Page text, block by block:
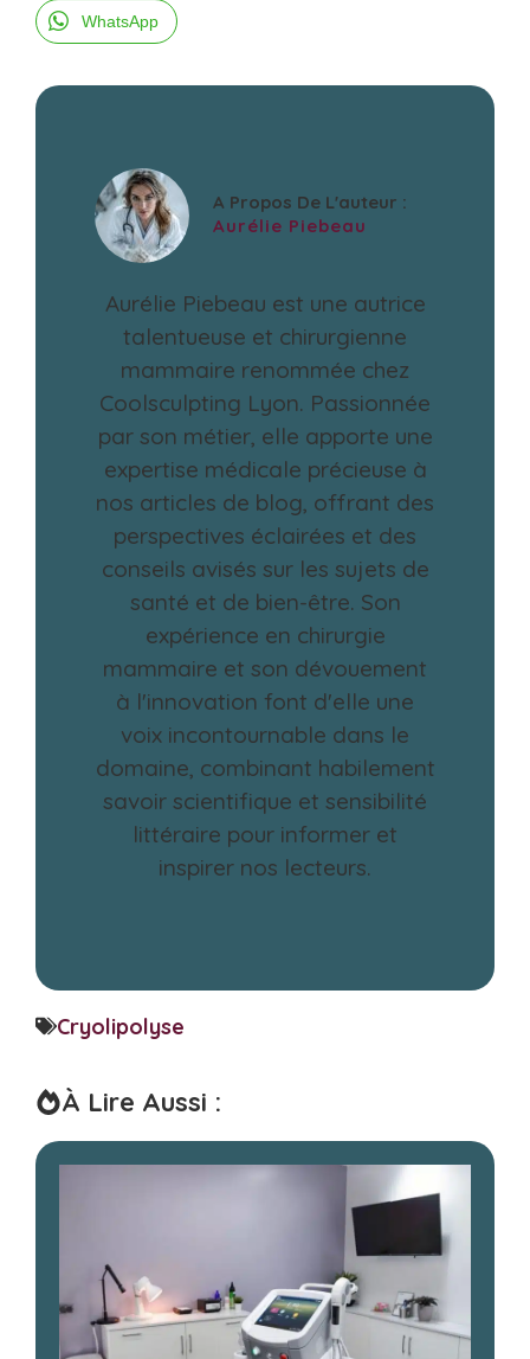
WhatsApp
A Propos De L'auteur :
Aurélie Piebeau
Aurélie Piebeau est une autrice
talentueuse et chirurgienne
mammaire renommée chez
Coolsculpting Lyon. Passionnée
par son métier, elle apporte une
expertise médicale précieuse à
nos articles de blog, offrant des
perspectives éclairées et des
conseils avisés sur les sujets de
santé et de bien-être. Son
expérience en chirurgie
mammaire et son dévouement
à l'innovation font d'elle une
voix incontournable dans le
domaine, combinant habilement
savoir scientifique et sensibilité
littéraire pour informer et
inspirer nos lecteurs.
Cryolipolyse
À Lire Aussi :